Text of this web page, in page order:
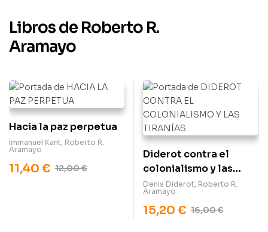
Libros de Roberto R.
Aramayo
Hacia la paz perpetua
Immanuel Kant, Roberto R.
Aramayo
12,00€
11,40 €
Diderot contra el
colonialismo y las
tiranías
Denis Diderot, Roberto R.
Aramayo
16,00€
15,20 €